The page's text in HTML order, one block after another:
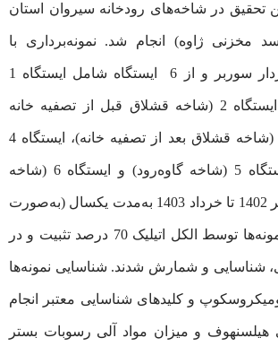
تحقیق در شاخه‌‌های رودخانه سیروان استان
مخزنی ژاوه) انجام شد. نمونه‌‌برداری با
استفاده از نمونه بردار سوربر و از 6 ایستگاه شامل ایستگاه 1
(بالادست قشلاق)، ایستگاه 2 (شاخه قشلاق قبل از تصفیه خانه
فاضلاب، ایستگاه 3 (شاخه قشلاق بعد از تصفیه خانه)، ایستگاه 4
(شاخه قشلاق)، ایستگاه 5 (شاخه گاوه‌‌رود) و ایستگاه 6 (شاخه
سیروان-تلاقی) از تیر 1402 تا خرداد 1403 به‌‌مدت یکسال (به‌‌صورت
ماهانه) انجام شد. نمونه‌‌ها توسط الکل اتیلیک 70 درصد تثبیت و در
شناسایی و شمارش شدند. شناسایی نمونه‌‌ها
و کلیدهای شناسایی معتبر انجام
و میزان مواد آلی رسوبات بستر